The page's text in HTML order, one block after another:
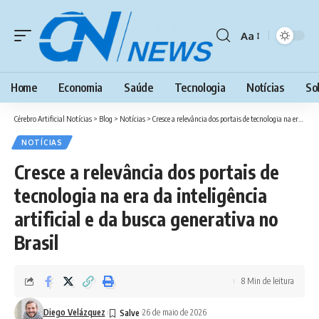
Aa
Home Economia Saúde Tecnologia Notícias
Cérebro Artificial Notícias > Blog > Notícias > Cresce a relevância dos portais de tecnologia na era da inteligência artificial e da busca generativa no Brasil
NOTÍCIAS
Cresce a relevância dos portais de
tecnologia na era da inteligência
artificial e da busca generativa no
Brasil
Diego Velázquez 26 de maio de 2026
8 Min de leitura